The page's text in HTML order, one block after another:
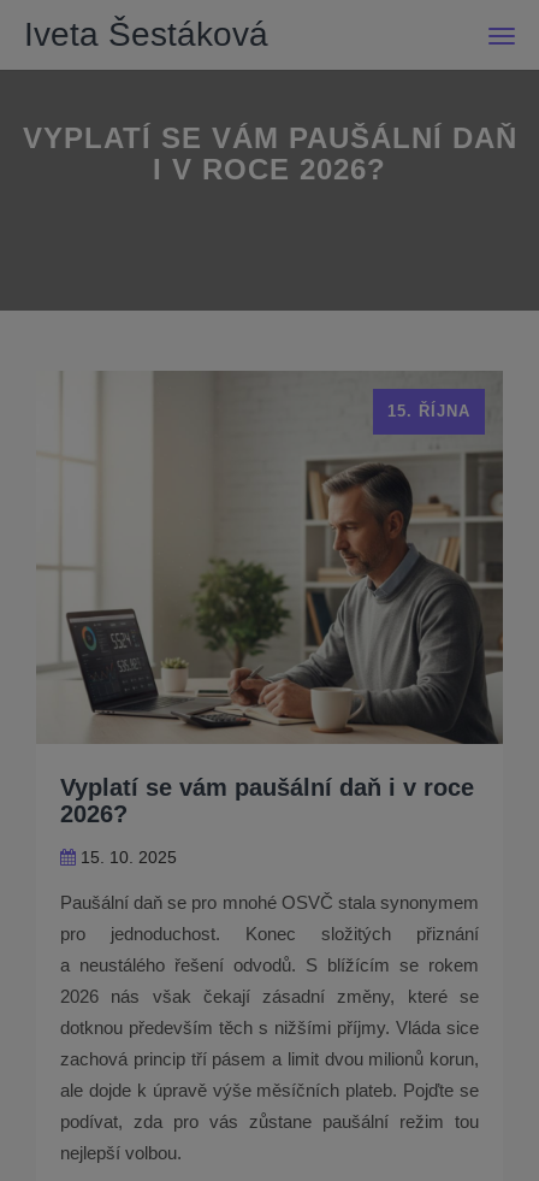
Iveta Šestáková
VYPLATÍ SE VÁM PAUŠÁLNÍ DAŇ
I V ROCE 2026?
Vyplatí se vám paušální daň i v roce
2026?
15. 10. 2025
15. ŘÍJNA
Paušální daň se pro mnohé OSVČ stala synonymem
pro jednoduchost. Konec složitých přiznání
a neustálého řešení odvodů. S blížícím se rokem
2026 nás však čekají zásadní změny, které se
dotknou především těch s nižšími příjmy. Vláda sice
zachová princip tří pásem a limit dvou milionů korun,
ale dojde k úpravě výše měsíčních plateb. Pojďte se
podívat, zda pro vás zůstane paušální režim tou
nejlepší volbou.